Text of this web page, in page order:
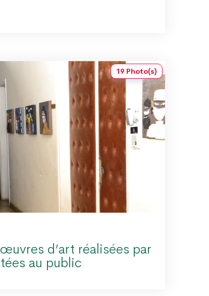
19 Photo(s)
d’art réalisées par
au public